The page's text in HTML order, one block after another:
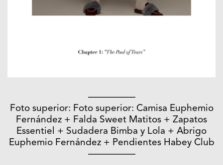
—————
Foto superior: Foto superior: Camisa Euphemio
Fernández + Falda Sweet Matitos + Zapatos
Essentiel + Sudadera Bimba y Lola + Abrigo
Euphemio Fernández + Pendientes Habey Club
—————